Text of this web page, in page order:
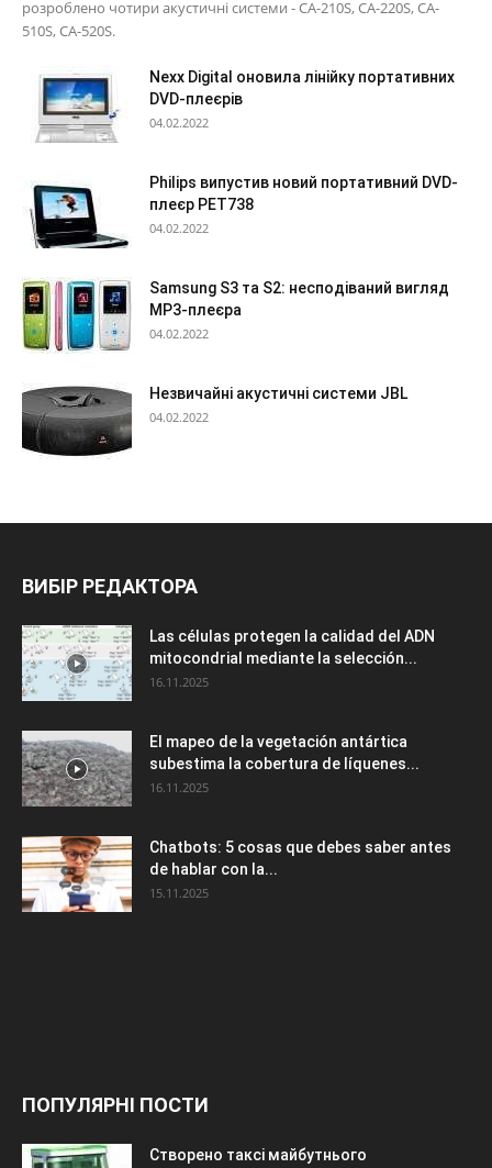
розроблено чотири акустичні системи - CA-210S, CA-220S, CA-
510S, CA-520S.
Nexx Digital оновила лінійку портативних
DVD-плеєрів
04.02.2022
Philips випустив новий портативний DVD-
плеєр PET738
04.02.2022
Samsung S3 та S2: несподіваний вигляд
МР3-плеєра
04.02.2022
Незвичайні акустичні системи JBL
04.02.2022
ВИБІР РЕДАКТОРА
Las células protegen la calidad del ADN
mitocondrial mediante la selección...
16.11.2025
El mapeo de la vegetación antártica
subestima la cobertura de líquenes...
16.11.2025
Chatbots: 5 cosas que debes saber antes
de hablar con la...
15.11.2025
ПОПУЛЯРНІ ПОСТИ
Створено таксі майбутнього